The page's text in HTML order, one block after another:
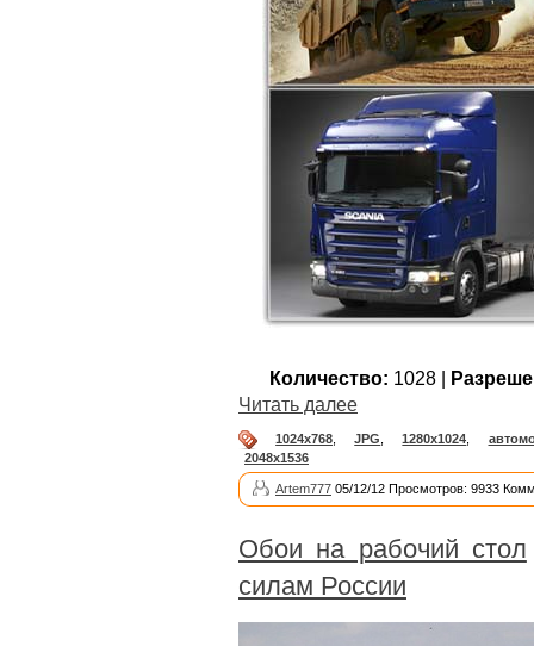
Количество: 1028 |
Читать далее
1024x768 JPG 1280x1024
2048x1536
Artem777 05/12/12 Просмотров: 9933
Обои на рабочий стол
силам России